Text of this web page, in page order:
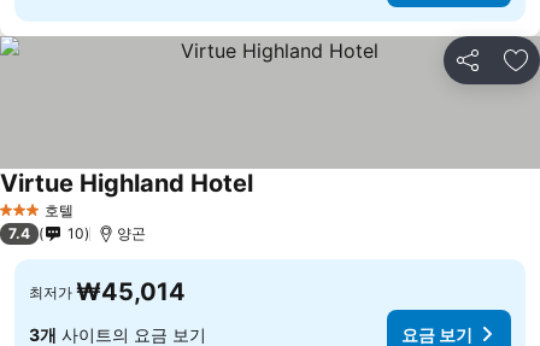
공유 즐
3 성급 호텔
Virtue Highland Hotel
7.4 10 양곤
최저가 ₩45,014
3개 사이트의 요금 보기 요금 보기